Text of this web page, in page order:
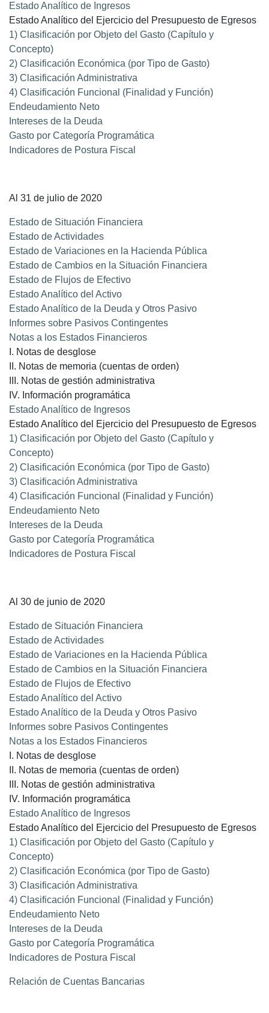
Estado Analítico de Ingresos
Estado Analítico del Ejercicio del Presupuesto de Egresos
1) Clasificación por Objeto del Gasto (Capítulo y
Concepto)
2) Clasificación Económica (por Tipo de Gasto)
3) Clasificación Administrativa
4) Clasificación Funcional (Finalidad y Función)
Endeudamiento Neto
Intereses de la Deuda
Gasto por Categoría Programática
Indicadores de Postura Fiscal
Al 31 de julio de 2020
Estado de Situación Financiera
Estado de Actividades
Estado de Variaciones en la Hacienda Pública
Estado de Cambios en la Situación Financiera
Estado de Flujos de Efectivo
Estado Analítico del Activo
Estado Analítico de la Deuda y Otros Pasivo
Informes sobre Pasivos Contingentes
Notas a los Estados Financieros
I. Notas de desglose
II. Notas de memoria (cuentas de orden)
III. Notas de gestión administrativa
IV. Información programática
Estado Analítico de Ingresos
Estado Analítico del Ejercicio del Presupuesto de Egresos
1) Clasificación por Objeto del Gasto (Capítulo y
Concepto)
2) Clasificación Económica (por Tipo de Gasto)
3) Clasificación Administrativa
4) Clasificación Funcional (Finalidad y Función)
Endeudamiento Neto
Intereses de la Deuda
Gasto por Categoría Programática
Indicadores de Postura Fiscal
Al 30 de junio de 2020
Estado de Situación Financiera
Estado de Actividades
Estado de Variaciones en la Hacienda Pública
Estado de Cambios en la Situación Financiera
Estado de Flujos de Efectivo
Estado Analítico del Activo
Estado Analítico de la Deuda y Otros Pasivo
Informes sobre Pasivos Contingentes
Notas a los Estados Financieros
I. Notas de desglose
II. Notas de memoria (cuentas de orden)
III. Notas de gestión administrativa
IV. Información programática
Estado Analítico de Ingresos
Estado Analítico del Ejercicio del Presupuesto de Egresos
1) Clasificación por Objeto del Gasto (Capítulo y
Concepto)
2) Clasificación Económica (por Tipo de Gasto)
3) Clasificación Administrativa
4) Clasificación Funcional (Finalidad y Función)
Endeudamiento Neto
Intereses de la Deuda
Gasto por Categoría Programática
Indicadores de Postura Fiscal
Relación de Cuentas Bancarias